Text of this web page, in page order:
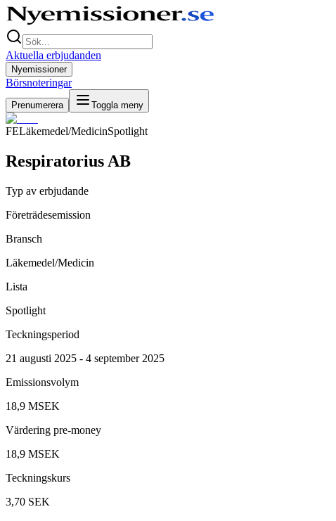
Aktuella erbjudanden
Nyemissioner
Börsnoteringar
Prenumerera Toggla meny
FELäkemedel/MedicinSpotlight
Respiratorius AB
Typ av erbjudande
Företrädesemission
Bransch
Läkemedel/Medicin
Lista
Spotlight
Teckningsperiod
21 augusti 2025 - 4 september 2025
Emissionsvolym
18,9 MSEK
Värdering pre-money
18,9 MSEK
Teckningskurs
3,70 SEK